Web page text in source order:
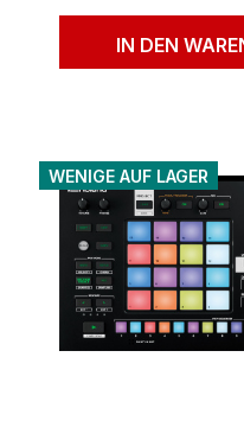
IN DEN
WENIGE AUF LAGER